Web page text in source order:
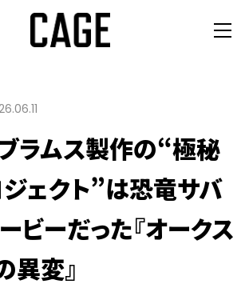
ラムス製作の“極秘
ェクト”は恐竜サバ
ビーだった『オークス
異変』